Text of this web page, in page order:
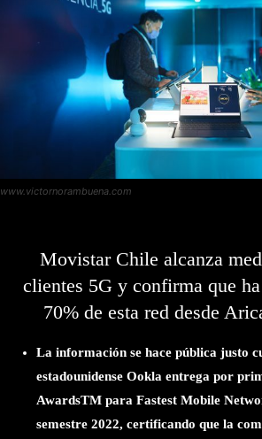
www.victornorambuena.com
Movistar Chile alcanza
clientes 5G y confirma que
70% de esta red desde
La información se hace pública justo
estadounidense Ookla entrega por
AwardsTM para Fastest Mobile
semestre 2022, certificando que la